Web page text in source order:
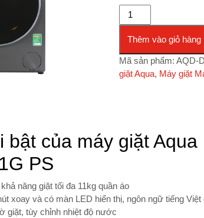
Máy giặt Aqua
Thêm vào giỏ hàng
Mã sản phẩm: AQD-
giặt Aqua, Máy giặt
của máy giặt Aqua
PS
năng giặt tối đa 11kg quần áo
xoay và có màn LED hiển thị, ngôn ngữ tiếng
giặt, tùy chỉnh nhiệt độ nước